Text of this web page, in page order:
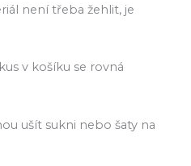
není třeba žehlit, je
v košíku se rovná
ušít sukni nebo šaty na